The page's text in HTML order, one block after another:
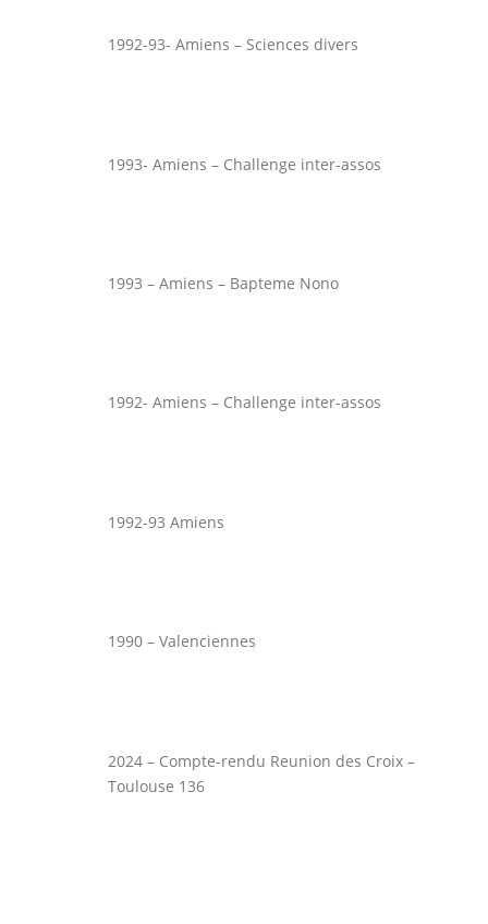
1992-93- Amiens – Sciences divers
1993- Amiens – Challenge inter-assos
1993 – Amiens – Bapteme Nono
1992- Amiens – Challenge inter-assos
1992-93 Amiens
1990 – Valenciennes
2024 – Compte-rendu Reunion des Croix –
Toulouse 136